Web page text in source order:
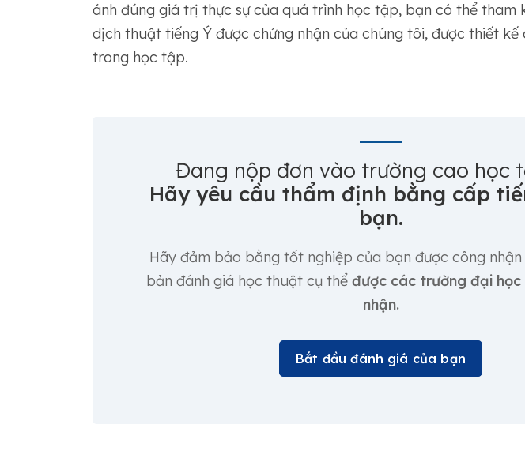
ánh đúng giá trị thực sự của quá trình học tập, bạn có thể tham
dịch thuật tiếng Ý được chứng nhận của chúng tôi, được thiết kế
trong học tập.
Đang nộp đơn vào trường cao học
Hãy yêu cầu thẩm định bằng cấp
bạn.
Hãy đảm bảo bằng tốt nghiệp của bạn được công nhận
bản đánh giá học thuật cụ thể được các trường đại
nhận.
Bắt đầu đánh giá của bạn